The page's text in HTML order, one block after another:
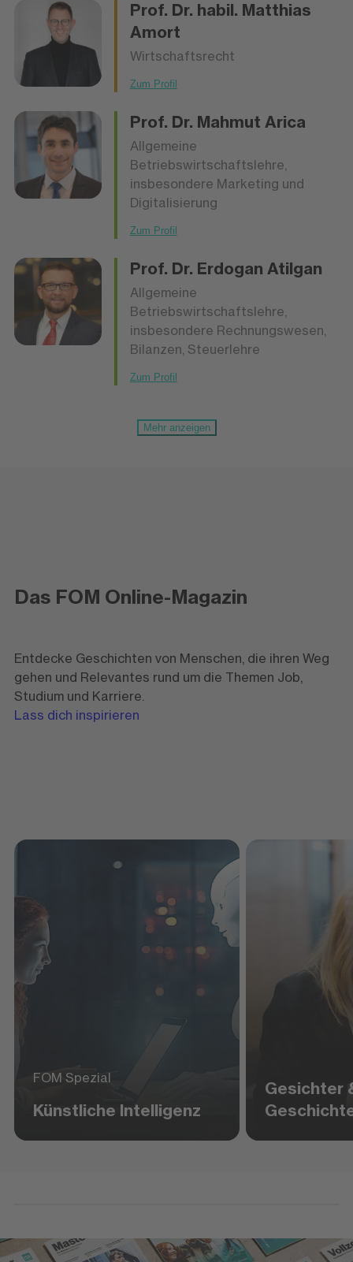
Prof. Dr. habil. Matthias
Amort
Wirtschaftsrecht
Zum Profil
Prof. Dr. Mahmut Arica
Allgemeine
Betriebswirtschaftslehre,
insbesondere Marketing und
Digitalisierung
Zum Profil
Prof. Dr. Erdogan Atilgan
Allgemeine
Betriebswirtschaftslehre,
insbesondere Rechnungswesen,
Bilanzen, Steuerlehre
Zum Profil
Mehr anzeigen
Das FOM Online-Magazin
Entdecke Geschichten von Menschen, die ihren Weg
gehen und Relevantes rund um die Themen Job,
Studium und Karriere.
Lass dich inspirieren
FOM Spezial
Künstliche Intelligenz
Gesichter